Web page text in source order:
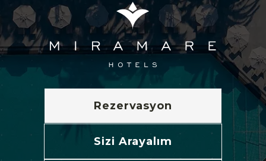
Rezervasyon
Sizi Arayalım